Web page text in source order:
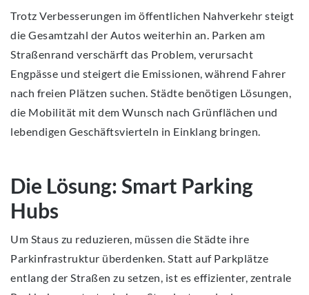
Trotz Verbesserungen im öffentlichen Nahverkehr steigt
die Gesamtzahl der Autos weiterhin an. Parken am
Straßenrand verschärft das Problem, verursacht
Engpässe und steigert die Emissionen, während Fahrer
nach freien Plätzen suchen. Städte benötigen Lösungen,
die Mobilität mit dem Wunsch nach Grünflächen und
lebendigen Geschäftsvierteln in Einklang bringen.
Die Lösung: Smart Parking
Hubs
Um Staus zu reduzieren, müssen die Städte ihre
Parkinfrastruktur überdenken. Statt auf Parkplätze
entlang der Straßen zu setzen, ist es effizienter, zentrale